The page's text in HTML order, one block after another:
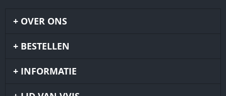
OVER ONS
BESTELLEN
INFORMATIE